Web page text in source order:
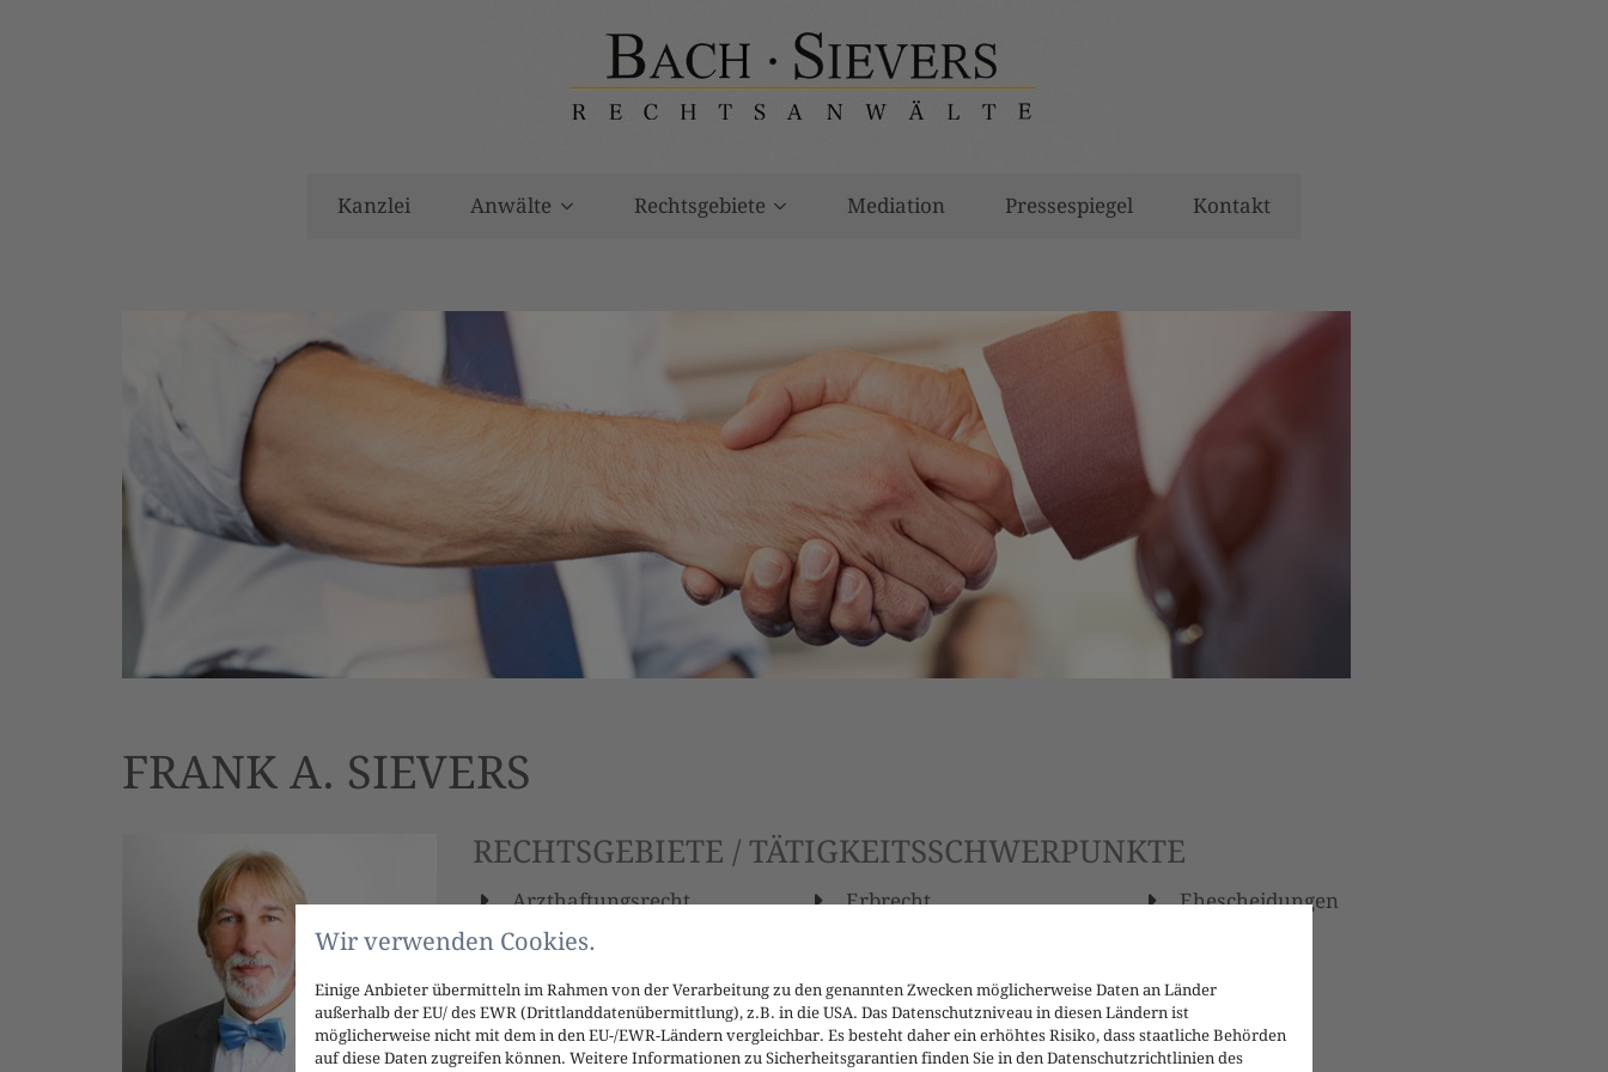
Kanzlei Anwälte Rechtsgebiete Mediation Pressespiegel Kontakt
FRANK A. SIEVERS
RECHTSGEBIETE / TÄTIGKEITSSCHWERPUNKTE
Arzthaftungsrecht
insbesondere
Geburtsschäden und
Operationsschäden
Erbrecht Ehescheidungen
Wir verwenden Cookies.
Einige Anbieter übermitteln im Rahmen von der Verarbeitung zu den genannten Zwecken möglicherweise Daten an Länder
außerhalb der EU/ des EWR (Drittlanddatenübermittlung), z.B. in die USA. Das Datenschutzniveau in diesen Ländern ist
möglicherweise nicht mit dem in den EU-/EWR-Ländern vergleichbar. Es besteht daher ein erhöhtes Risiko, dass staatliche Behörden
auf diese Daten zugreifen können. Weitere Informationen zu Sicherheitsgarantien finden Sie in den Datenschutzrichtlinien des